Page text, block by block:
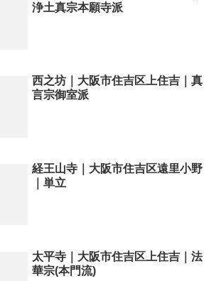
浄土真宗本願寺派
西之坊｜大阪市住吉区上住吉｜真
言宗御室派
経王山寺｜大阪市住吉区遠里小野
｜単立
太平寺｜大阪市住吉区上住吉｜法
華宗(本門流)